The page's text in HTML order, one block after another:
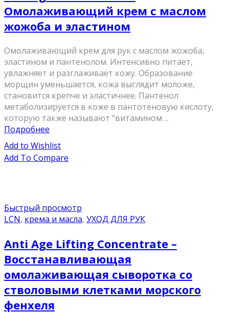
Омолаживающий крем с маслом
жожоба и эластином
Омолаживающий крем для рук с маслом жожоба,
эластином и пантенолом. Интенсивно питает,
увлажняет и разглаживает кожу. Образование
морщин уменьшается, кожа выглядит моложе,
становится крепче и эластичнее. Пантенол
метаболизируется в коже в пантотеновую кислоту,
которую также называют “витамином ...
Подробнее
Add to Wishlist
Add To Compare
Быстрый просмотр
LCN, крема и масла, УХОД ДЛЯ РУК
Anti Age Lifting Concentrate –
Восстанавливающая
омолаживающая сыворотка со
стволовыми клетками морского
фенхеля